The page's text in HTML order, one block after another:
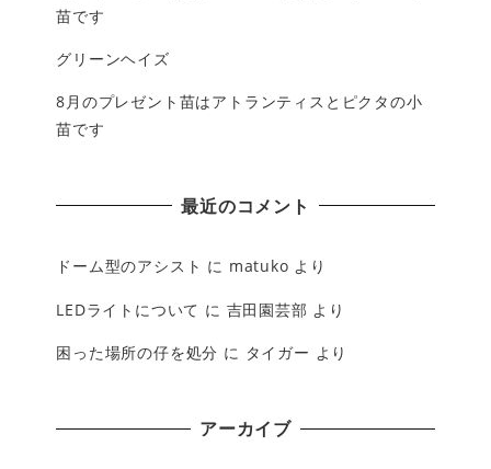
苗です
グリーンヘイズ
8月のプレゼント苗はアトランティスとピクタの小
苗です
最近のコメント
ドーム型のアシスト に matuko より
LEDライトについて に 吉田園芸部 より
困った場所の仔を処分 に タイガー より
アーカイブ